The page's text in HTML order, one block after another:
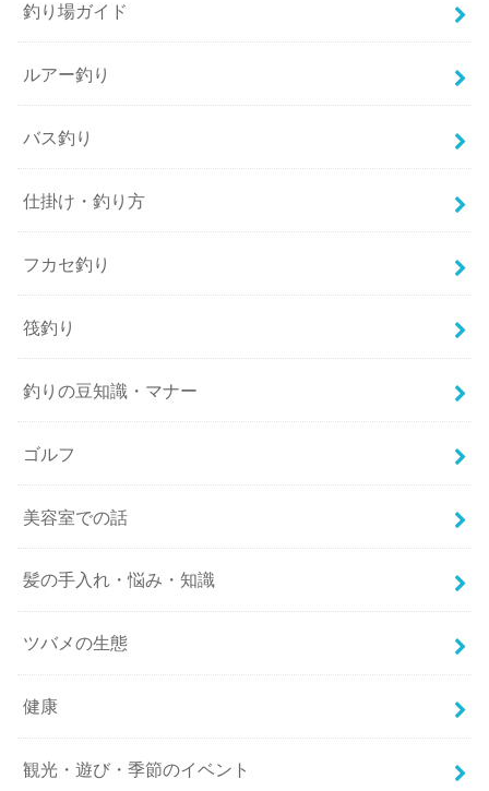
釣り場ガイド
ルアー釣り
バス釣り
仕掛け・釣り方
フカセ釣り
筏釣り
釣りの豆知識・マナー
ゴルフ
美容室での話
髪の手入れ・悩み・知識
ツバメの生態
健康
観光・遊び・季節のイベント